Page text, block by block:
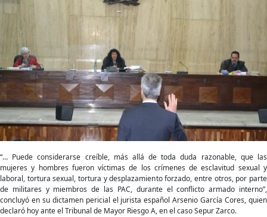
de
febrero:
Perito:
“Los
testimonios
son
creíbles,
de
toda
duda
razonable”
“… Puede considerarse creíble, más allá de toda duda razonable, que las
mujeres y hombres fueron víctimas de los crímenes de esclavitud sexual y
laboral, tortura sexual, tortura y desplazamiento forzado, entre otros, por parte
de militares y miembros de las PAC, durante el conflicto armado interno”,
concluyó en su dictamen pericial el jurista español Arsenio García Cores, quien
declaró hoy ante el Tribunal de Mayor Riesgo A, en el caso Sepur Zarco.